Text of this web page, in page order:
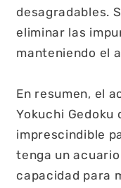
desagradables.
eliminar las
manteniendo el
En resumen, el
Yokuchi Gedoku
imprescindible
tenga un
capacidad para